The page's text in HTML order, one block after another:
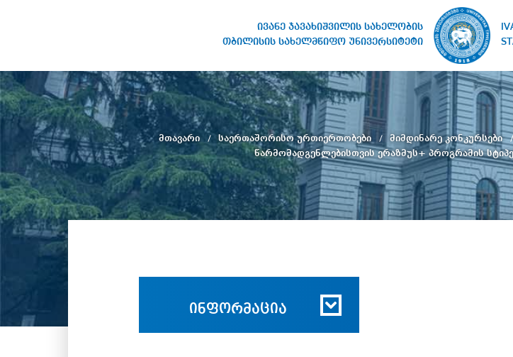
ივანე ჯავახიშვილის სახელობის
თბილისის სახელმწიფო უნივერსიტეტი
სახელობის თბილისის
სახელმწიფო უნივერსიტეტი
მთავარი საერთაშორისო ურთიერთობები მიმდინარე კონკურსები
წარმომადგენლებისთვის ერაზმუს+ პროგრამის
ინფორმაცია